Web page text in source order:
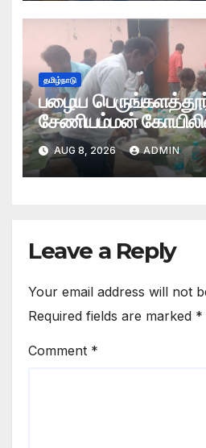
தமிழ்நாடு
பழைய
சேணியம்மன்
ஆண்டு ஆடி மாத
தேர்த்திருவிழா
AUG 8, 2026 ADMIN
Leave a Reply
Your email address will not
Required fields are marked *
Comment *